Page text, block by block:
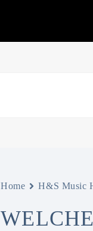
Home H&S Music